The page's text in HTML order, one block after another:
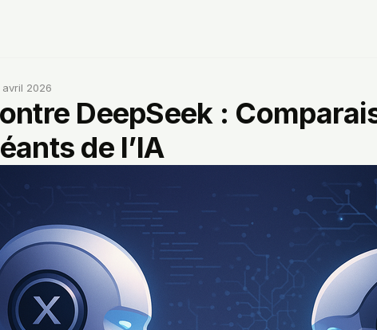
avril 2026
DeepSeek :
de l’IA